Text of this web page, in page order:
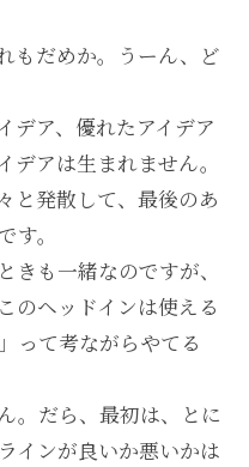
もだめか。うーん、ど
デア、優れたアイデア
デアは生まれません。
と発散して、最後のあ
。
も一緒なのですが、
のヘッドインは使える
って考ながらやてる
。だら、最初は、とに
インが良いか悪いかは